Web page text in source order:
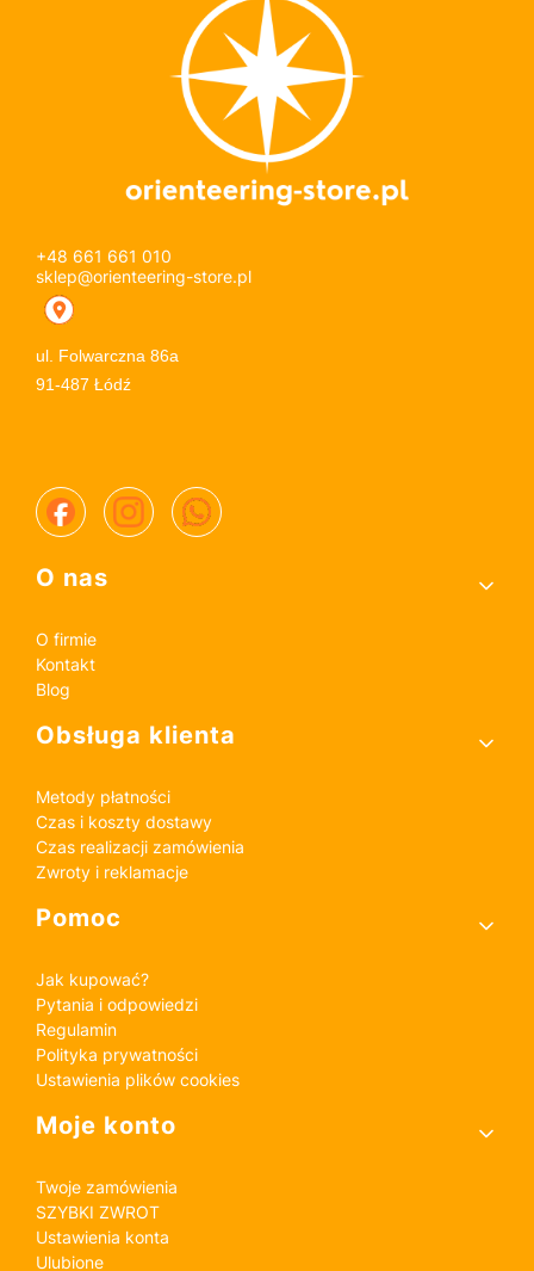
+48 661 661 010
sklep@orienteering-store.pl
ul. Folwarczna 86a
91-487 Łódź
Linki w stopce
O nas
O firmie
Kontakt
Blog
Obsługa klienta
Metody płatności
Czas i koszty dostawy
Czas realizacji zamówienia
Zwroty i reklamacje
Pomoc
Jak kupować?
Pytania i odpowiedzi
Regulamin
Polityka prywatności
Ustawienia plików cookies
Moje konto
Twoje zamówienia
SZYBKI ZWROT
Ustawienia konta
Ulubione